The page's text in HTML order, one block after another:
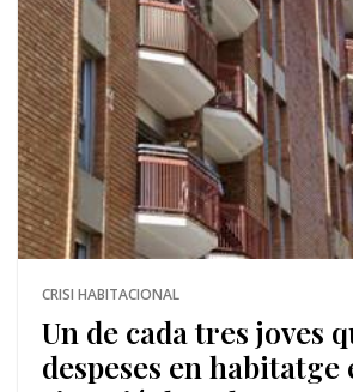
CRISI HABITACIONAL
Un de cada tres joves
despeses en habitatge